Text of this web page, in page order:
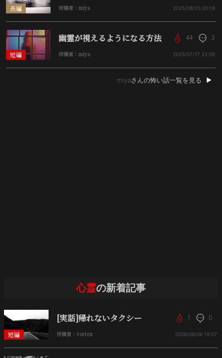
長編 投稿者：miya 2025/08/03 00:18
短編
幽霊が視えるようになる方法
投稿者：miya
44 3
2025/07/17 22:08
miyaさんの怖い話一覧を見る
心霊の新着記事
短編
[実話]帰れないタクシー
投稿者：vortex
1 0
2026/08/06 19:57